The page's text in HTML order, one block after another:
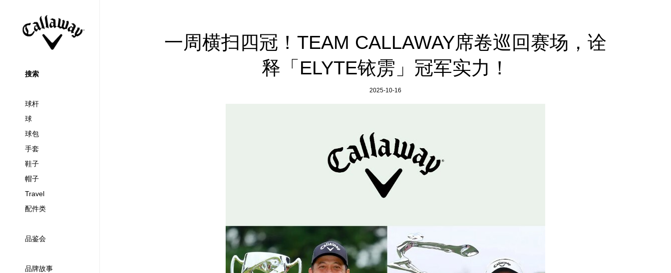
搜索
球杆
球
球包
手套
鞋子
帽子
Travel
配件类
品鉴会
品牌故事
一周横扫四冠！TEAM CALLAWAY席卷巡回赛场，诠
释「ELYTE铱雳」冠军实力！
2025-10-16